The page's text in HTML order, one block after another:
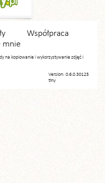
Współpraca
mnie
na kopiowanie i wykorzystywanie zdjęć i
Version: 0.6.0.30125
tiny